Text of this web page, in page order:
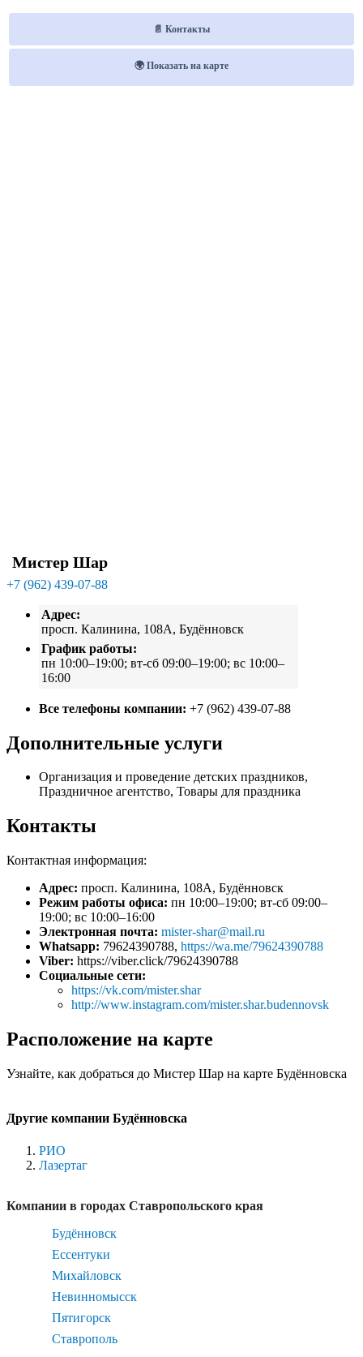
📄 Контакты
🌍 Показать на карте
Мистер Шар
+7 (962) 439-07-88
Адрес:
просп. Калинина, 108А, Будённовск
График работы:
пн 10:00–19:00; вт-сб 09:00–19:00; вс 10:00–
16:00
Все телефоны компании: +7 (962) 439-07-88
Дополнительные услуги
Организация и проведение детских праздников,
Праздничное агентство, Товары для праздника
Контакты
Контактная информация:
Адрес: просп. Калинина, 108А, Будённовск
Режим работы офиса: пн 10:00–19:00; вт-сб 09:00–
19:00; вс 10:00–16:00
Электронная почта: mister-shar@mail.ru
Whatsapp: 79624390788, https://wa.me/79624390788
Viber: https://viber.click/79624390788
Социальные сети:
https://vk.com/mister.shar
http://www.instagram.com/mister.shar.budennovsk
Расположение на карте
Узнайте, как добраться до Мистер Шар на карте Будённовска
Другие компании Будённовска
РИО
Лазертаг
Компании в городах Ставропольского края
Будённовск
Ессентуки
Михайловск
Невинномысск
Пятигорск
Ставрополь